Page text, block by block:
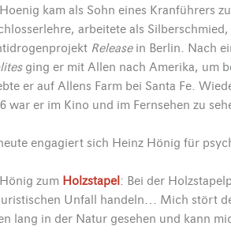
kam als Sohn eines Kranführers
arbeitete als
Releasein Berlin. Nach
ging er mit Allen nach Amerika, um
er auf Allens Farm bei Santa Fe.
war er im Kino und im Fernsehen zu
engagiert sich Heinz Hönig für
zum Holzstapel : Bei der
Unfall handeln… Mich stört
lang in der Natur gesehen und kann